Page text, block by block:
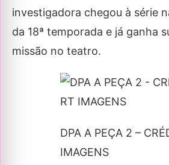
investigadora chegou à série
da 18ª temporada e já ganha
missão no teatro.
DPA A PEÇA 2 –
IMAGENS